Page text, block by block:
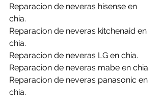
Reparacion de neveras hisense en
chia.
Reparacion de neveras kitchenaid en
chia.
Reparacion de neveras LG en chia.
Reparacion de neveras mabe en chia.
Reparacion de neveras panasonic en
chia.